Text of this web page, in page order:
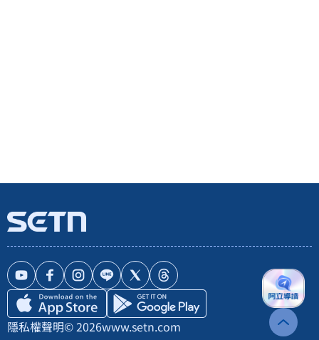
隱私權聲明© 2026www.setn.com